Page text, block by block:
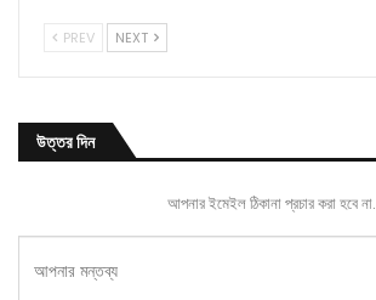
PREV NEXT
উত্তর দিন
আপনার ইমেইল ঠিকানা প্রচার করা হবে না.